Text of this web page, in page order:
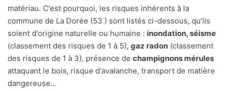
matériau. C'est pourquoi, les risques inhérents à la
commune de La Dorée (53 ) sont listés ci-dessous, qu'ils
soient d'origine naturelle ou humaine : inondation, séisme
(classement des risques de 1 à 5), gaz radon (classement
des risques de 1 à 3), présence de champignons mérules
attaquant le bois, risque d'avalanche, transport de matière
dangereuse...